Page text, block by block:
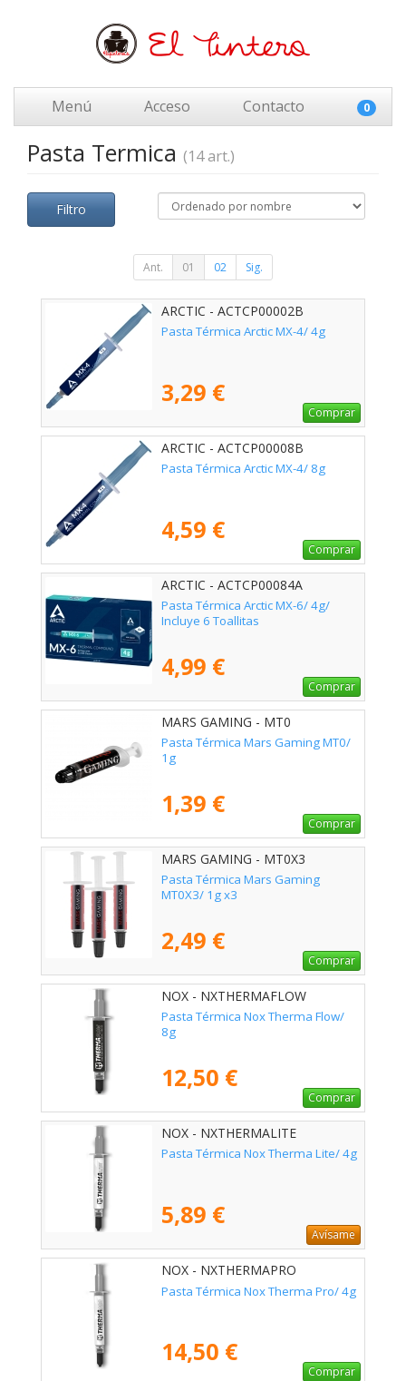
Menú Acceso Contacto 0
Pasta Termica (14 art.)
Filtro
Ant. 01 02 Sig.
ARCTIC - ACTCP00002B
Pasta Térmica Arctic MX-4/ 4g
3,29 €
Comprar
ARCTIC - ACTCP00008B
Pasta Térmica Arctic MX-4/ 8g
4,59 €
Comprar
ARCTIC - ACTCP00084A
Pasta Térmica Arctic MX-6/ 4g/
Incluye 6 Toallitas
4,99 €
Comprar
MARS GAMING - MT0
Pasta Térmica Mars Gaming MT0/
1g
1,39 €
Comprar
MARS GAMING - MT0X3
Pasta Térmica Mars Gaming
MT0X3/ 1g x3
2,49 €
Comprar
NOX - NXTHERMAFLOW
Pasta Térmica Nox Therma Flow/
8g
12,50 €
Comprar
NOX - NXTHERMALITE
Pasta Térmica Nox Therma Lite/ 4g
5,89 €
Avísame
NOX - NXTHERMAPRO
Pasta Térmica Nox Therma Pro/ 4g
14,50 €
Comprar